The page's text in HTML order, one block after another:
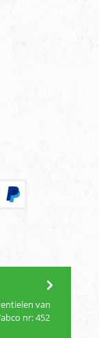
van
nr: 452